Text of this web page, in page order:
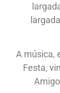
A música,
Festa,